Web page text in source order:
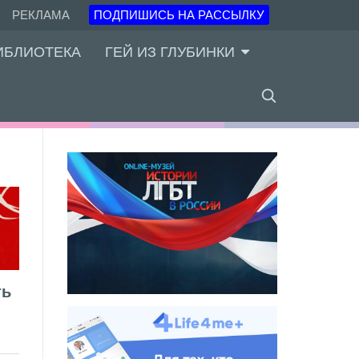
РЕКЛАМА ПОДПИШИСЬ НА РАССЫЛКУ
ГЕЙ ИЗ ГЛУБИНКИ